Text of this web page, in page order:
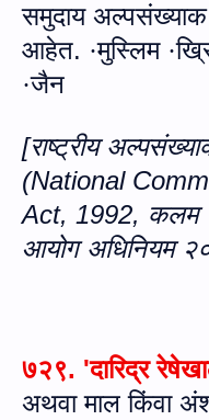
समुदाय
आहेत. ·मुस्लिम ·
·जैन
[राष्ट्रीय
(National
Act, 1992, कलम
आयोग अधिनियम
७२९. 'दारिद्र
अथवा माल किंवा